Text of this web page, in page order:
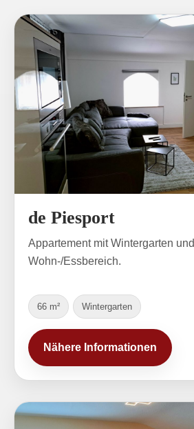
de Piesport
Appartement mit Wintergarten und
Wohn-/Essbereich.
66 m² Wintergarten
Nähere Informationen